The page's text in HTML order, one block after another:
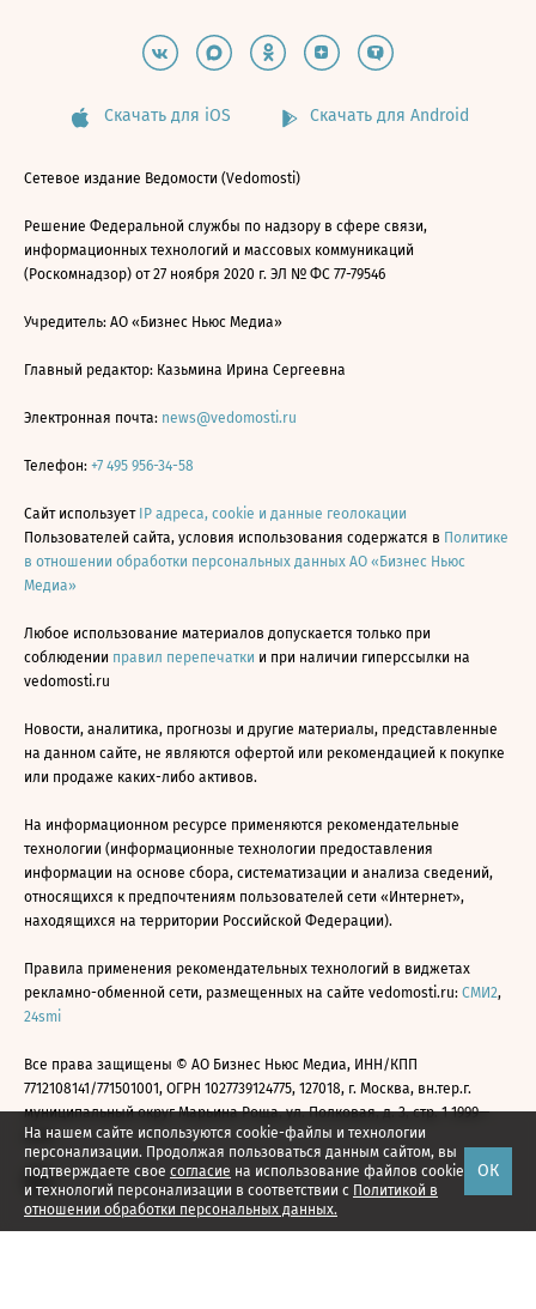
На нашем сайте используются cookie-файлы и технологии
персонализации. Продолжая пользоваться данным сайтом, вы
подтверждаете свое согласие на использование файлов cookie
и технологий персонализации в соответствии с Политикой в
отношении обработки персональных данных.
ОК
Скачать для iOS Скачать для Android
Сетевое издание Ведомости (Vedomosti)
Решение Федеральной службы по надзору в сфере связи,
информационных технологий и массовых коммуникаций
(Роскомнадзор) от 27 ноября 2020 г. ЭЛ № ФС 77-79546
Учредитель: АО «Бизнес Ньюс Медиа»
Главный редактор: Казьмина Ирина Сергеевна
Электронная почта: news@vedomosti.ru
Телефон: +7 495 956-34-58
Сайт использует IP адреса, cookie и данные геолокации
Пользователей сайта, условия использования содержатся в Политике
в отношении обработки персональных данных АО «Бизнес Ньюс
Медиа»
Любое использование материалов допускается только при
соблюдении правил перепечатки и при наличии гиперссылки на
vedomosti.ru
Новости, аналитика, прогнозы и другие материалы, представленные
на данном сайте, не являются офертой или рекомендацией к покупке
или продаже каких-либо активов.
На информационном ресурсе применяются рекомендательные
технологии (информационные технологии предоставления
информации на основе сбора, систематизации и анализа сведений,
относящихся к предпочтениям пользователей сети «Интернет»,
находящихся на территории Российской Федерации).
Правила применения рекомендательных технологий в виджетах
рекламно-обменной сети, размещенных на сайте vedomosti.ru: СМИ2,
24smi
Все права защищены © АО Бизнес Ньюс Медиа, ИНН/КПП
7712108141/771501001, ОГРН 1027739124775, 127018, г. Москва, вн.тер.г.
муниципальный округ Марьина Роща, ул. Полковая, д. 3, стр. 1 1999—
2026